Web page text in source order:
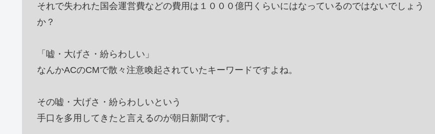
それで失われた国会運営費などの費用は１０００億円くらいにはなっているのではないでしょう
か？
「嘘・大げさ・紛らわしい」
なんかACのCMで散々注意喚起されていたキーワードですよね。
その嘘・大げさ・紛らわしいという
手口を多用してきたと言えるのが朝日新聞です。